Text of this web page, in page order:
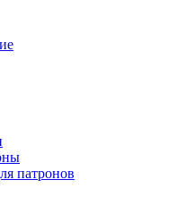
патронов